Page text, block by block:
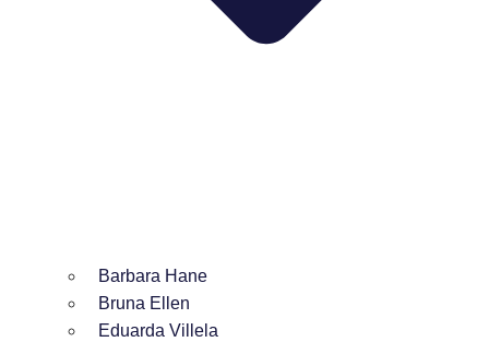
Barbara Hane
Bruna Ellen
Eduarda Villela